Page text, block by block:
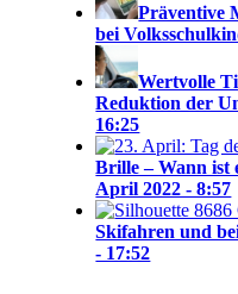
Präventive
bei
Wertvolle
Reduktion der
16:25
Brille – Wann ist
April 2022 - 8:57
Skifahren und
- 17:52